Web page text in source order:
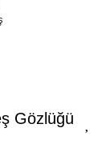
Gözlüğü